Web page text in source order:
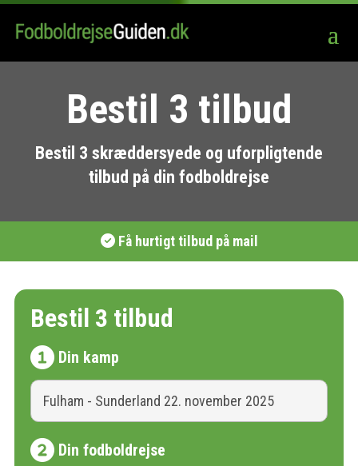
Bestil 3 tilbud
Bestil 3 skræddersyede og uforpligtende
tilbud på din fodboldrejse
Få hurtigt tilbud på mail
Bestil 3 tilbud
Din kamp
Din fodboldrejse